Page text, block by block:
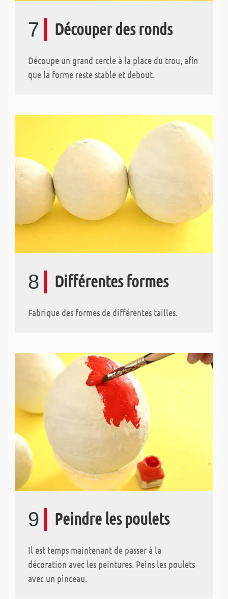
7 Découper des ronds
Découpe un grand cercle à la place du trou, afin
que la forme reste stable et debout.
8 Différentes formes
Fabrique des formes de différentes tailles.
9 Peindre les poulets
Il est temps maintenant de passer à la
décoration avec les peintures. Peins les poulets
avec un pinceau.